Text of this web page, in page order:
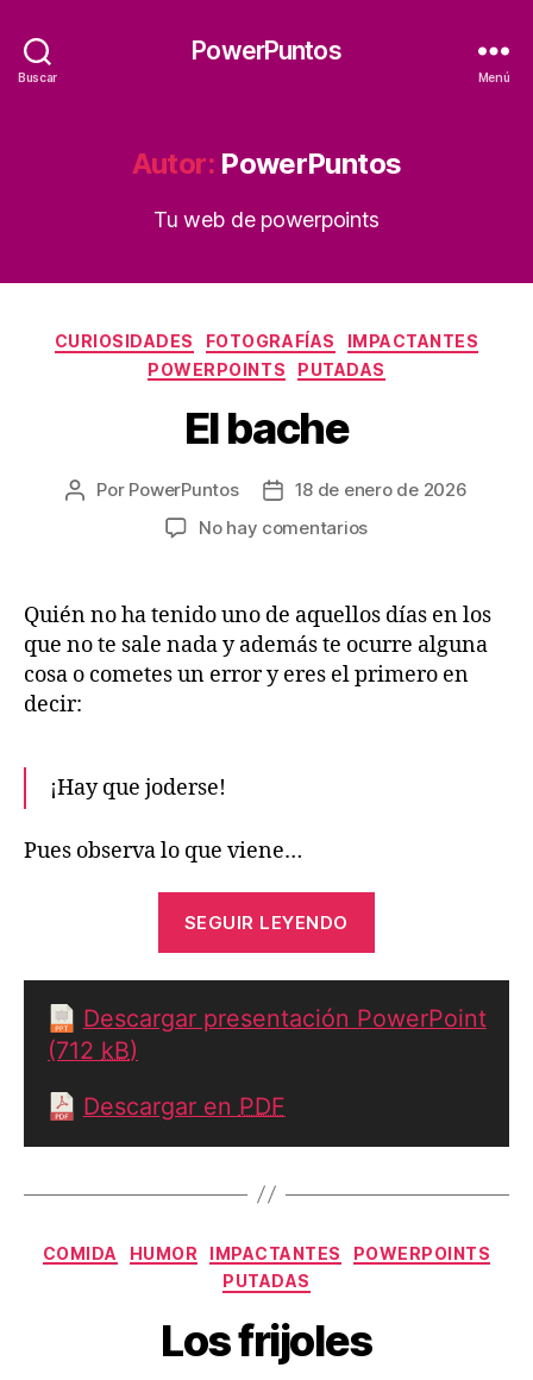
Buscar
PowerPuntos
Menú
Autor: PowerPuntos
Tu web de powerpoints
Categorías
CURIOSIDADES FOTOGRAFÍAS
IMPACTANTES
POWERPOINTS
PUTADAS
El bache
Autor
Por PowerPuntos
Fecha18 de enero de 2026
No hay comentariosen
Quién no ha tenido uno de aquellos días en los
que no te sale nada y además te ocurre alguna
cosa o cometes un error y eres el primero en
decir:
¡Hay que joderse!
Pues observa lo que viene…
SEGUIR LEYENDO
Descargar presentación PowerPoint
(712 kB)
Descargar en PDF
Categorías
COMIDA HUMOR IMPACTANTES
POWERPOINTS
PUTADAS
Los frijoles